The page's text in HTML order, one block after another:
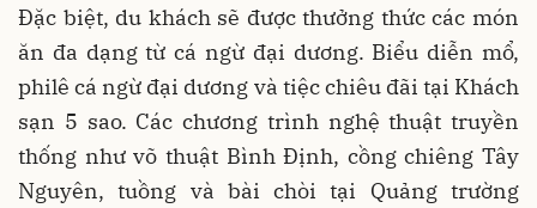
Đặc biệt, du khách sẽ được thưởng thức các món
ăn đa dạng từ cá ngừ đại dương. Biểu diễn mổ,
philê cá ngừ đại dương và tiệc chiêu đãi tại Khách
sạn 5 sao. Các chương trình nghệ thuật truyền
thống như võ thuật Bình Định, cồng chiêng Tây
Nguyên, tuồng và bài chòi tại Quảng trường